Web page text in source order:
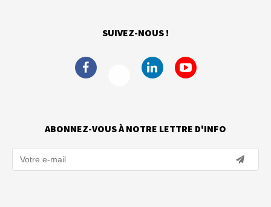
SUIVEZ-NOUS !
ABONNEZ-VOUS À NOTRE LETTRE D'INFO